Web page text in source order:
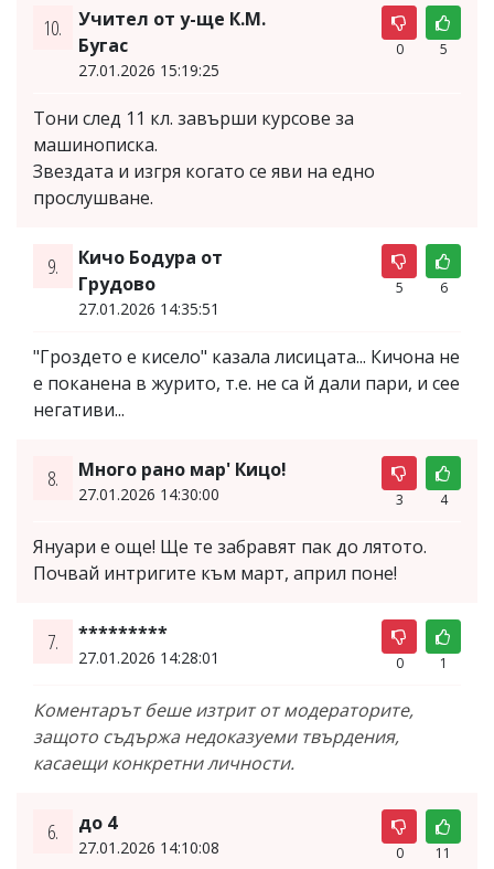
10.
Учител от у-ще К.М.
Бугас
27.01.2026 15:19:25
0 5
Тони след 11 кл. завърши курсове за
машинописка.
Звездата и изгря когато се яви на едно
прослушване.
9.
Кичо Бодура от
Грудово
27.01.2026 14:35:51
5 6
"Гроздето е кисело" казала лисицата... Кичона не
е поканена в журито, т.е. не са й дали пари, и сее
негативи...
8. Много рано мар' Кицо!
27.01.2026 14:30:00 3 4
Януари е още! Ще те забравят пак до лятото.
Почвай интригите към март, април поне!
7. *********
27.01.2026 14:28:01 0 1
Коментарът беше изтрит от модераторите,
защото съдържа недоказуеми твърдения,
касаещи конкретни личности.
6. до 4
27.01.2026 14:10:08 0 11